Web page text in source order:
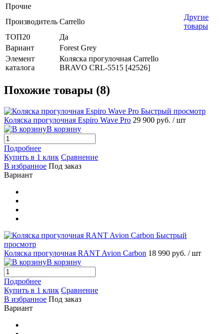
Прочие
Производитель Carrello
Другие
товары
ТОП20
Да
Вариант
Forest Grey
Элемент
каталога
Коляска прогулочная Carrello
BRAVO CRL-5515 [42526]
Похожие товары (8)
Быстрый просмотр
Коляска прогулочная Espiro Wave Pro 29 900 руб. / шт
В корзину
Подробнее
Купить в 1 клик Сравнение
В избранное Под заказ
Вариант
Быстрый
просмотр
Коляска прогулочная RANT Avion Сarbon 18 990 руб. / шт
В корзину
Подробнее
Купить в 1 клик Сравнение
В избранное Под заказ
Вариант